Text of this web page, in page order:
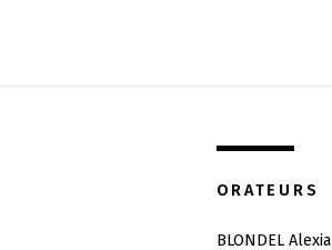
ORATEURS
BLONDEL Alexia